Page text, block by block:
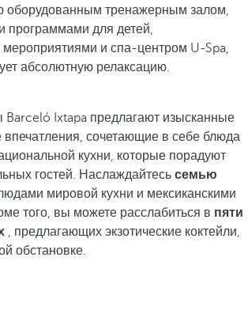
оборудованным тренажерным залом,
программами для детей,
и спа-центром U-Spa,
абсолютную релаксацию.
Barceló Ixtapa предлагают изысканные
впечатления, сочетающие в себе блюда
кухни, которые порадуют
гостей. Наслаждайтесь семью
мировой кухни и мексиканскими
того, вы можете расслабиться в пяти
, предлагающих экзотические коктейли,
обстановке.